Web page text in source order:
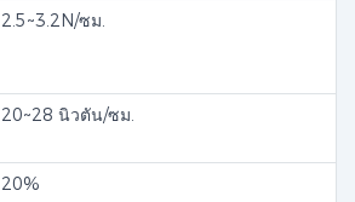
2.5~3.2N/ซม.
20~28 นิวตัน/ซม.
20%